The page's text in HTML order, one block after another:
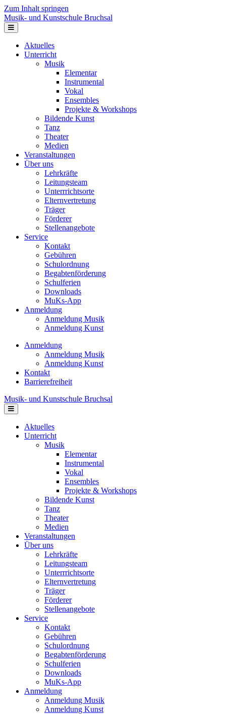
Zum Inhalt springen
Musik- und Kunstschule Bruchsal
Navigation
Aktuelles
Unterricht
Musik
Elementar
Instrumental
Vokal
Ensembles
Projekte & Workshops
Bildende Kunst
Tanz
Theater
Medien
Veranstaltungen
Über uns
Lehrkräfte
Leitungsteam
Unterrrichtsorte
Elternvertretung
Träger
Förderer
Stellenangebote
Service
Kontakt
Gebühren
Schulordnung
Begabtenförderung
Schulferien
Downloads
MuKs-App
Anmeldung
Anmeldung Musik
Anmeldung Kunst
Anmeldung
Anmeldung Musik
Anmeldung Kunst
Kontakt
Barrierefreiheit
Musik- und Kunstschule Bruchsal
Navigation
Aktuelles
Unterricht
Musik
Elementar
Instrumental
Vokal
Ensembles
Projekte & Workshops
Bildende Kunst
Tanz
Theater
Medien
Veranstaltungen
Über uns
Lehrkräfte
Leitungsteam
Unterrrichtsorte
Elternvertretung
Träger
Förderer
Stellenangebote
Service
Kontakt
Gebühren
Schulordnung
Begabtenförderung
Schulferien
Downloads
MuKs-App
Anmeldung
Anmeldung Musik
Anmeldung Kunst